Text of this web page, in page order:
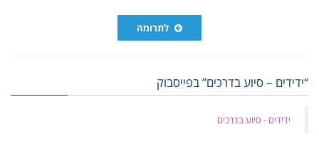
לתרומה
“ידידים – סיוע בדרכים” בפייסבוק
‏ידידים - סיוע בדרכים